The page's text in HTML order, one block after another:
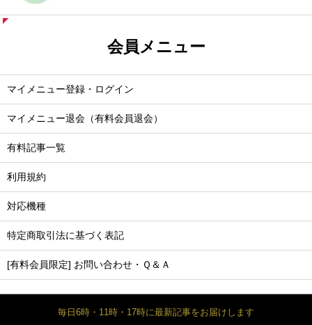
会員メニュー
マイメニュー登録・ログイン
マイメニュー退会（有料会員退会）
有料記事一覧
利用規約
対応機種
特定商取引法に基づく表記
[有料会員限定] お問い合わせ・Ｑ＆Ａ
毎日6時・11時・17時に最新記事をお届けします